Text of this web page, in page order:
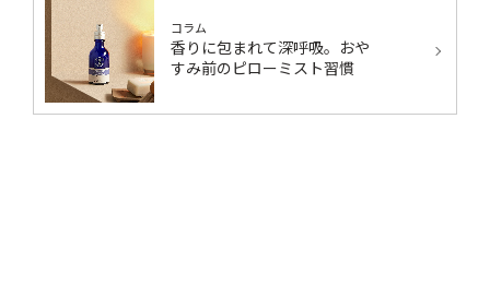
コラム
香りに包まれて深呼吸。おや
すみ前のピローミスト習慣